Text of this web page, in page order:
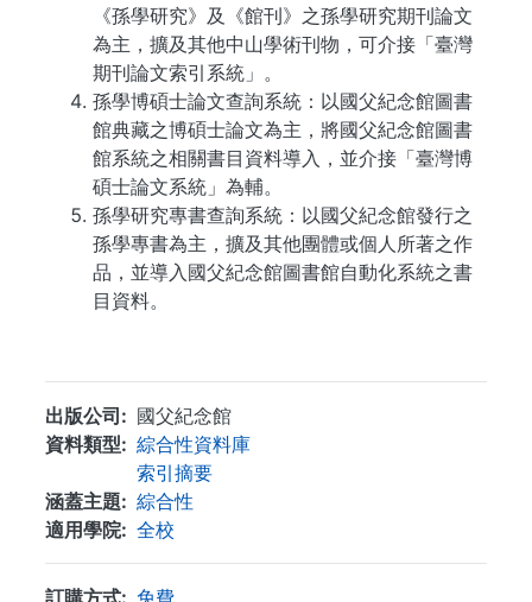
《孫學研究》及《館刊》之孫學研究期刊論文
為主，擴及其他中山學術刊物，可介接「臺灣
期刊論文索引系統」。
孫學博碩士論文查詢系統：以國父紀念館圖書
館典藏之博碩士論文為主，將國父紀念館圖書
館系統之相關書目資料導入，並介接「臺灣博
碩士論文系統」為輔。
孫學研究專書查詢系統：以國父紀念館發行之
孫學專書為主，擴及其他團體或個人所著之作
品，並導入國父紀念館圖書館自動化系統之書
目資料。
出版公司
國父紀念館
資料類型
綜合性資料庫
索引摘要
涵蓋主題
綜合性
適用學院
全校
訂購方式 免費